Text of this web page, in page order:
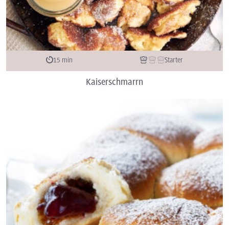
15 min Starter
Kaiserschmarrn